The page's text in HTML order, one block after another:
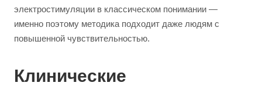
электростимуляции в классическом понимании —
именно поэтому методика подходит даже людям с
повышенной чувствительностью.
Клинические